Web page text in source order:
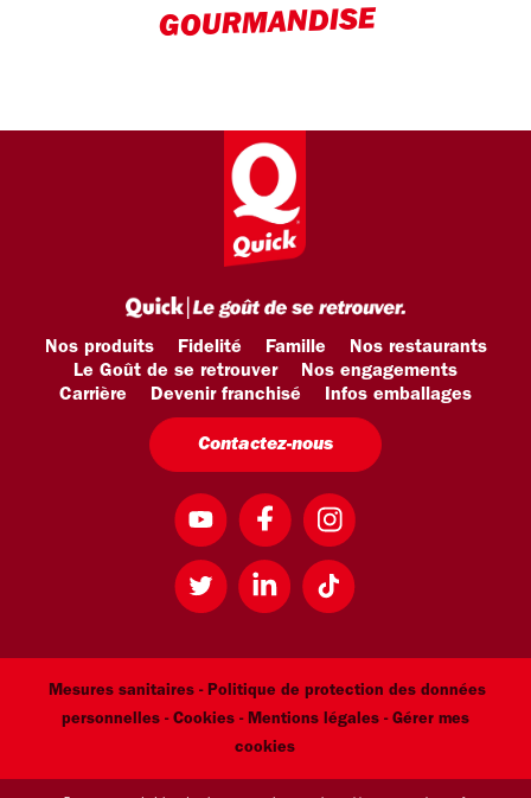
GOURMANDISE
Nos produits Fidelité Famille
Nos restaurants
Le Goût de se retrouver
Nos engagements
Carrière
Devenir franchisé Infos emballages
Contactez-nous
Mesures sanitaires - Politique de protection des données
personnelles - Cookies - Mentions légales - Gérer mes
cookies